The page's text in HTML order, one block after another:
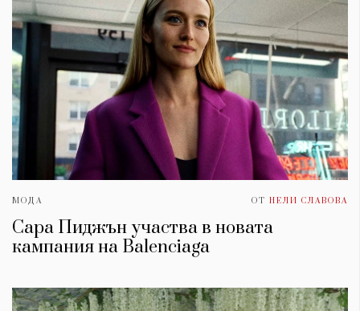
МОДА ОТ НЕЛИ СЛАВОВА
Сара Пиджън участва в новата
кампания на Balenciaga